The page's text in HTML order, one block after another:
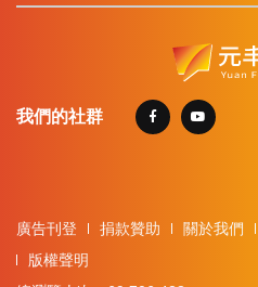
我們的社群
廣告刊登 捐款贊助 關於我們
版權聲明